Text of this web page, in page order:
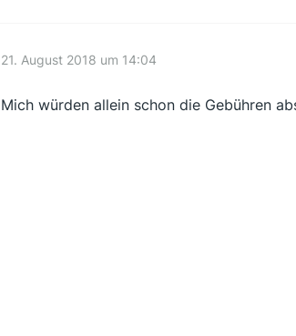
21. August 2018 um 14:04
Mich würden allein schon die Gebühren